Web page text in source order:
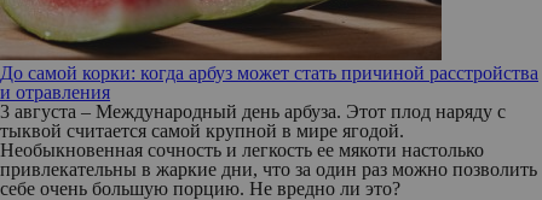
До самой корки: когда арбуз может стать причиной расстройства
и отравления
3 августа – Международный день арбуза. Этот плод наряду с
тыквой считается самой крупной в мире ягодой.
Необыкновенная сочность и легкость ее мякоти настолько
привлекательны в жаркие дни, что за один раз можно позволить
себе очень большую порцию. Не вредно ли это?